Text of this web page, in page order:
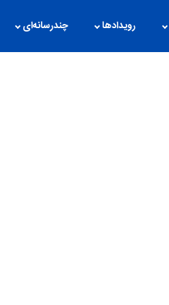
رویدادها چندرسانه‌ای